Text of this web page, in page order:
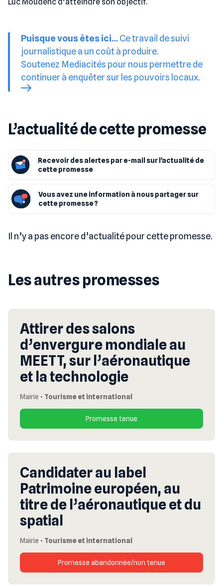
Puisque vous êtes ici…Ce travail de suivi
journalistique a un coût à produire.
Soutenez Mediacités pour nous permettre de
continuer à enquêter sur les pouvoirs locaux.
L’actualité de cette promesse
Recevoir des alertes par e-mail sur l'actualité de
cette promesse
Vous avez une information à nous partager sur
cette promesse ?
Il n’y a pas encore d’actualité pour cette promesse.
Les autres promesses
Attirer des salons
d’envergure mondiale au
MEETT, sur l’aéronautique
et la technologie
Mairie • Tourisme et international
Promesse tenue
Candidater au label
Patrimoine européen, au
titre de l’aéronautique et du
spatial
Mairie • Tourisme et international
Promesse abandonnée/non tenue